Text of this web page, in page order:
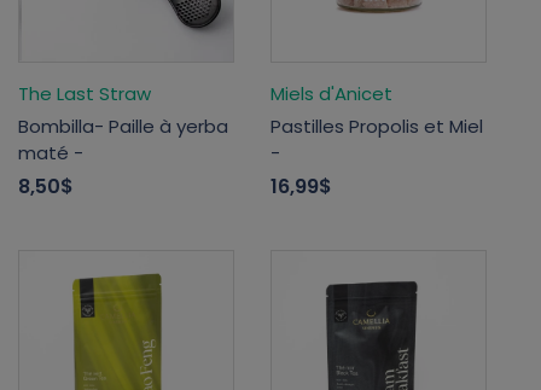
The Last Straw
Bombilla- Paille à yerba
maté -
8,50$
Miels d'Anicet
Pastilles Propolis et Miel
-
16,99$